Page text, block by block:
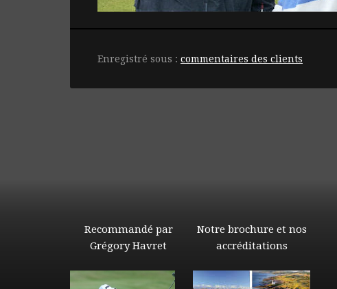
Enregistré sous : commentaires des clients
Recommandé par
Grégory Havret
Notre brochure et nos
accréditations